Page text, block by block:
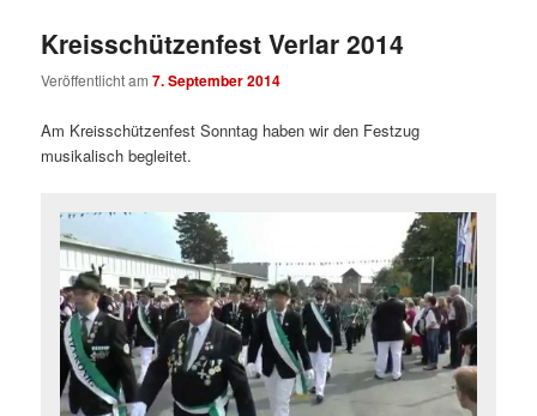
Kreisschützenfest Verlar 2014
Veröffentlicht am7. September 2014
Am Kreisschützenfest Sonntag haben wir den Festzug
musikalisch begleitet.